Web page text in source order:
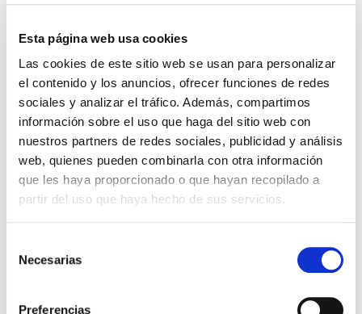
Esta página web usa cookies
Las cookies de este sitio web se usan para personalizar
el contenido y los anuncios, ofrecer funciones de redes
sociales y analizar el tráfico. Además, compartimos
información sobre el uso que haga del sitio web con
nuestros partners de redes sociales, publicidad y análisis
web, quienes pueden combinarla con otra información
que les haya proporcionado o que hayan recopilado a
partir del uso que haya hecho de sus servicios.
Necesarias
Preferencias
PRECIO ESPECIAL
SOLARAY 22.22€